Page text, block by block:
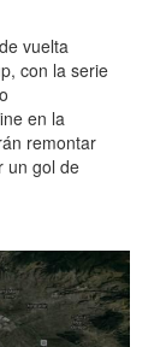
vuelta
con la serie
en la
remontar
un gol de